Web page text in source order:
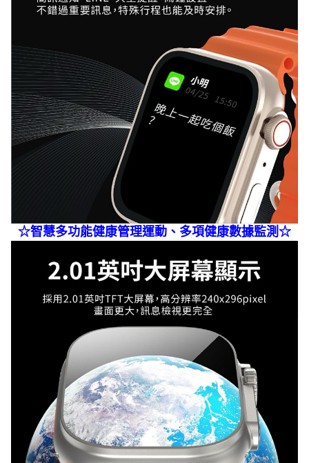
☆智慧多功能健康管理運動、多項健康數據監測☆